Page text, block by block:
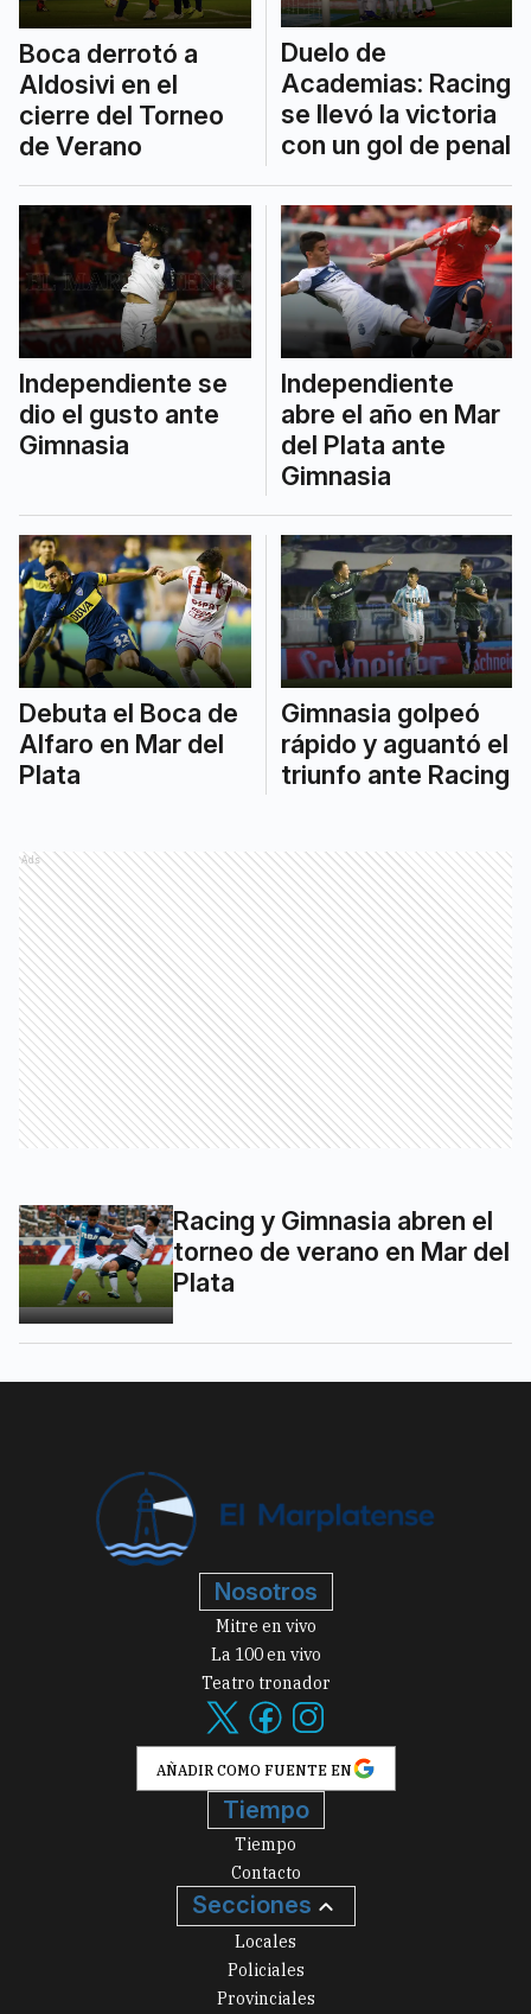
Boca derrotó a
Aldosivi en el
cierre del Torneo
de Verano
Duelo de
Academias: Racing
se llevó la victoria
con un gol de penal
Independiente se
dio el gusto ante
Gimnasia
Independiente
abre el año en Mar
del Plata ante
Gimnasia
Debuta el Boca de
Alfaro en Mar del
Plata
Gimnasia golpeó
rápido y aguantó el
triunfo ante Racing
Ads
Racing y Gimnasia abren el
torneo de verano en Mar del
Plata
Nosotros
Mitre en vivo
La 100 en vivo
Teatro tronador
AÑADIR COMO FUENTE EN
Tiempo
Tiempo
Contacto
Secciones
Locales
Policiales
Provinciales